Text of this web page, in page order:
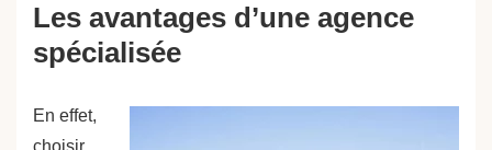
Les avantages d’une agence
spécialisée
En effet,